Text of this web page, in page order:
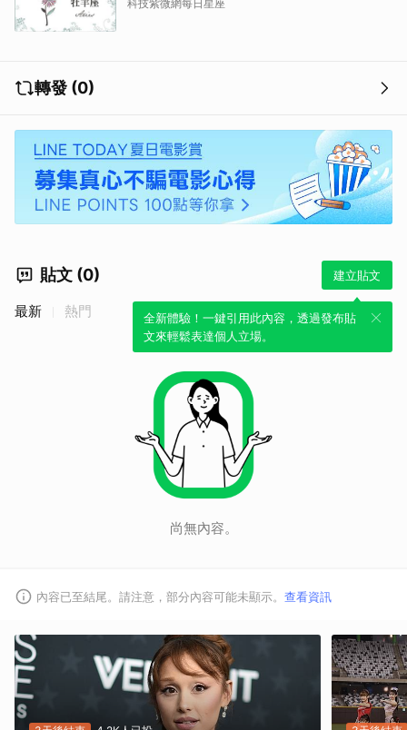
科技紫微網每日星座
轉發 (0)
貼文 (0) 建立貼文
全新體驗！一鍵引用此內容，透過發布貼
文來輕鬆表達個人立場。
最新 熱門
尚無內容。
內容已至結尾。請注意，部分內容可能未顯示。 查看資訊